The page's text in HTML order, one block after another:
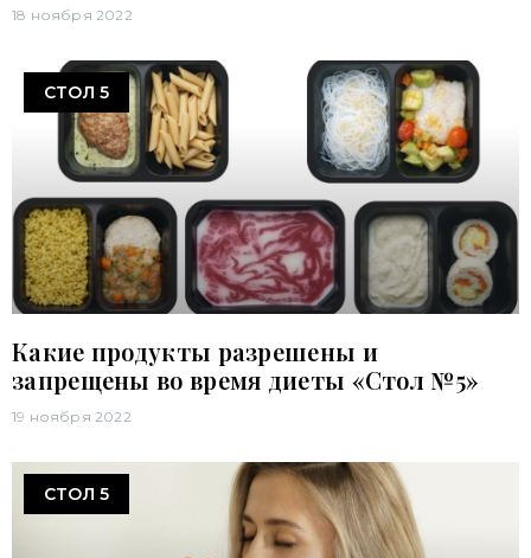
18 ноября 2022
СТОЛ 5
Какие продукты разрешены и
запрещены во время диеты «Стол №5»
19 ноября 2022
СТОЛ 5